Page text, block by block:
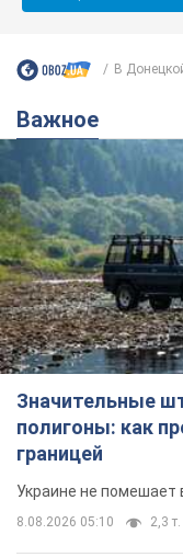
В
Важное
Значительные
полигоны: как
границей
Украине не помешает
8.08.2026 05:10 2,3 т.